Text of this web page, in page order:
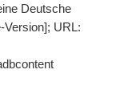
Deutsche
Version]; URL: